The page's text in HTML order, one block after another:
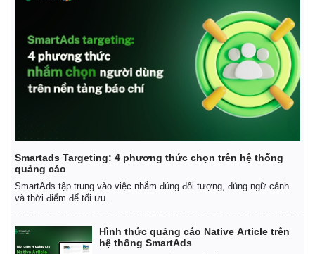
Smartads Targeting: 4 phương thức chọn trên hệ thống
quảng cáo
SmartAds tập trung vào việc nhắm đúng đối tượng, đúng ngữ cảnh
và thời điểm để tối ưu.
Hình thức quảng cáo Native Article trên
hệ thống SmartAds